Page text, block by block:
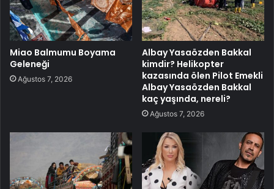
Miao Balmumu Boyama
Geleneği
Ağustos 7, 2026
Albay Yasaözden Bakkal
kimdir? Helikopter
kazasında ölen Pilot Emekli
Albay Yasaözden Bakkal
kaç yaşında, nereli?
Ağustos 7, 2026